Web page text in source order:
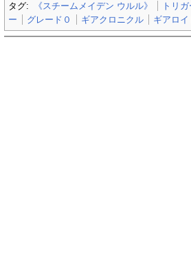
タグ: 《スチームメイデン ウルル》 トリ
ー
グレード０ ギアクロニクル ギアロイ